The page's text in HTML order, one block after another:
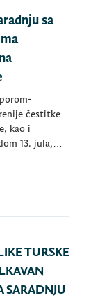
sa
čestitke
kao i
13. jula,
TURSKE
SARADNJU